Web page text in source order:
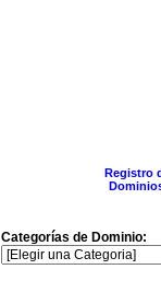
Registro
Categorías de Dominio: